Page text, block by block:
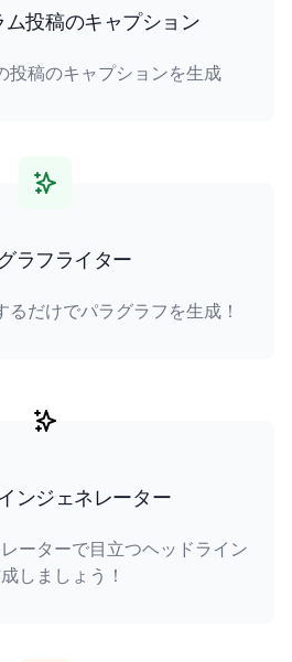
ム投稿のキャプション
投稿のキャプションを生成
ラフライター
るだけでパラグラフを生成！
ンジェネレーター
ーターで目立つヘッドライン
しましょう！